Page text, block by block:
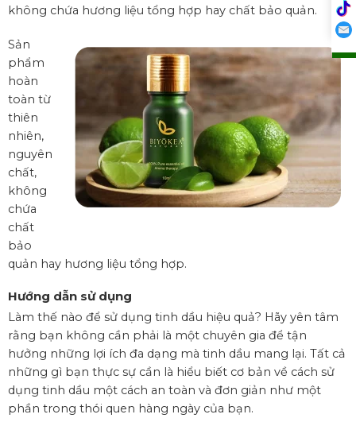
không chứa hương liệu tổng hợp hay chất bảo quản.
Sản
phẩm
hoàn
toàn từ
thiên
nhiên,
nguyên
chất,
không
chứa
chất
bảo
quản hay hương liệu tổng hợp.
Hướng dẫn sử dụng
Làm thế nào để sử dụng tinh dầu hiệu quả? Hãy yên tâm
rằng bạn không cần phải là một chuyên gia để tận
hưởng những lợi ích đa dạng mà tinh dầu mang lại. Tất cả
những gì bạn thực sự cần là hiểu biết cơ bản về cách sử
dụng tinh dầu một cách an toàn và đơn giản như một
phần trong thói quen hàng ngày của bạn.